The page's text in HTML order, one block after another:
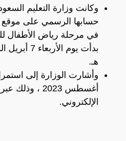
وكانت وزارة التعليم
حسابها الرسمي على موقع
في مرحلة رياض الأطفال
هـ.
أغسطس 2023 ،
الإلكتروني.